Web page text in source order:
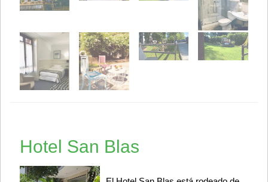
Hotel San Blas